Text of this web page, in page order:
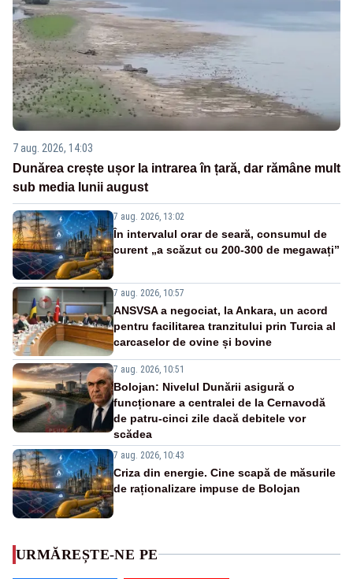
7 aug. 2026, 14:03
Dunărea crește ușor la intrarea în țară, dar rămâne mult
sub media lunii august
7 aug. 2026, 13:02
În intervalul orar de seară, consumul de
curent „a scăzut cu 200-300 de megawați”
7 aug. 2026, 10:57
ANSVSA a negociat, la Ankara, un acord
pentru facilitarea tranzitului prin Turcia al
carcaselor de ovine și bovine
7 aug. 2026, 10:51
Bolojan: Nivelul Dunării asigură o
funcționare a centralei de la Cernavodă
de patru-cinci zile dacă debitele vor
scădea
7 aug. 2026, 10:43
Criza din energie. Cine scapă de măsurile
de raționalizare impuse de Bolojan
URMĂREȘTE-NE PE